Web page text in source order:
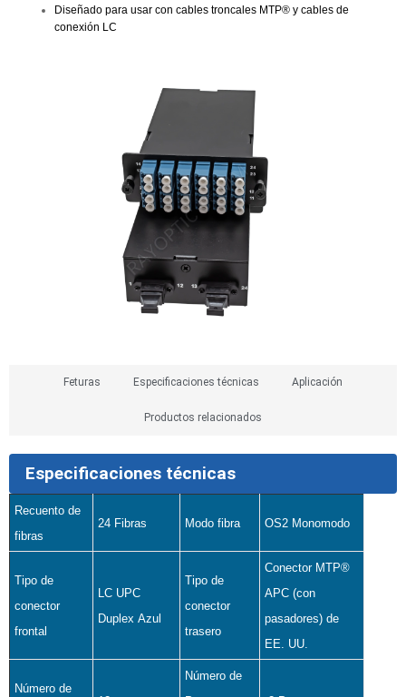
Diseñado para usar con cables troncales MTP® y cables de
conexión LC
Feturas Especificaciones técnicas Aplicación
Productos relacionados
Especificaciones técnicas
Recuento de
fibras
24 Fibras Modo fibra OS2 Monomodo
Tipo de
conector
frontal
LC UPC
Duplex Azul
Tipo de
conector
trasero
Conector MTP®
APC (con
pasadores) de
EE. UU.
Número de
Número de